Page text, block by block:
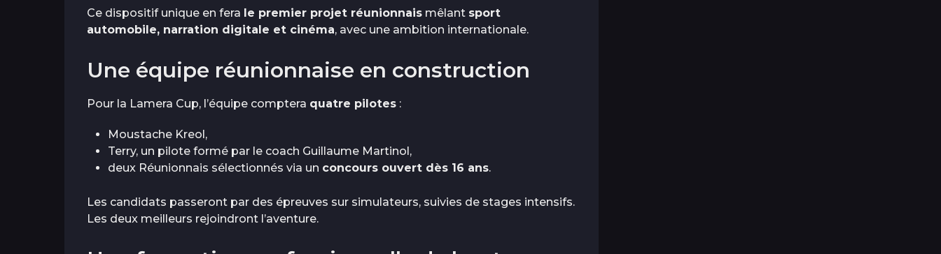
Ce dispositif unique en fera le premier projet réunionnais mêlant sport
automobile, narration digitale et cinéma, avec une ambition internationale.
Une équipe réunionnaise en construction
Pour la Lamera Cup, l’équipe comptera quatre pilotes :
Moustache Kreol,
Terry, un pilote formé par le coach Guillaume Martinol,
deux Réunionnais sélectionnés via un concours ouvert dès 16 ans.
Les candidats passeront par des épreuves sur simulateurs, suivies de stages intensifs.
Les deux meilleurs rejoindront l’aventure.